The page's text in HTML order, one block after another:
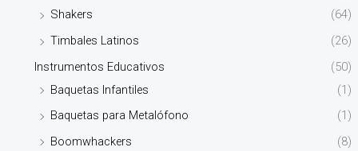
Shakers
(64)
Timbales Latinos
(26)
Instrumentos Educativos
(50)
Baquetas Infantiles
(1)
Baquetas para Metalófono
(1)
Boomwhackers
(8)